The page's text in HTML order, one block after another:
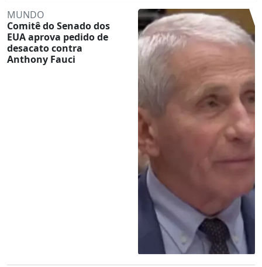
MUNDO
Comitê do Senado dos
EUA aprova pedido de
desacato contra
Anthony Fauci